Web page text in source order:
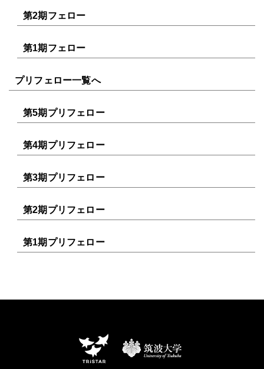
第2期フェロー
第1期フェロー
プリフェロー一覧へ
第5期プリフェロー
第4期プリフェロー
第3期プリフェロー
第2期プリフェロー
第1期プリフェロー